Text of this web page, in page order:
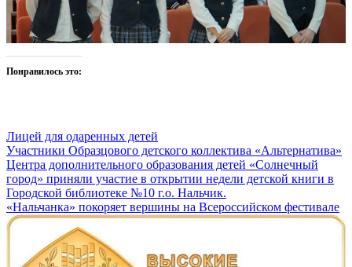
Понравилось это:
Лицей для одаренных детей
Навигация
по
записям
Участники Образцового детского коллектива «Альтернатива»
Центра дополнительного образования детей «Солнечный
город» приняли участие в открытии недели детской книги в
Городской библиотеке №10 г.о. Нальчик.
«Нальчанка» покоряет вершины на Всероссийском фестивале